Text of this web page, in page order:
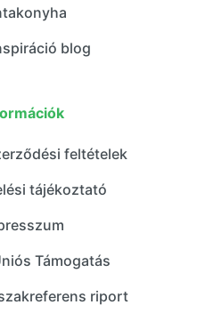
blog
feltételek
tájékoztató
Támogatás
riport